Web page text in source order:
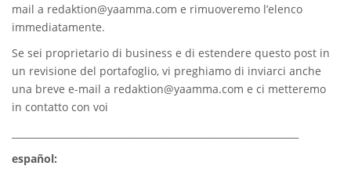
mail a redaktion@yaamma.com e rimuoveremo l’elenco
immediatamente.
Se sei proprietario di business e di estendere questo post in
un revisione del portafoglio, vi preghiamo di inviarci anche
una breve e-mail a redaktion@yaamma.com e ci metteremo
in contatto con voi
español: